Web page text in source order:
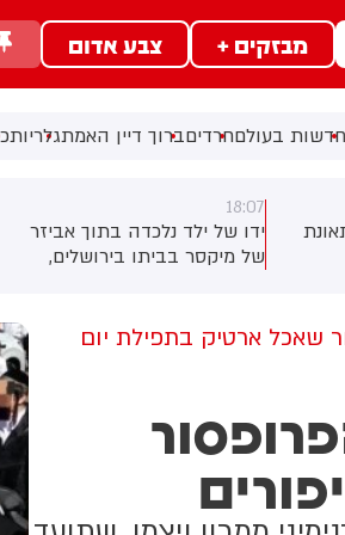
מבזקים + צבע אדום
חדשות בעולםחרדיםברוך דיין האמתגלריות
בתאונת
18:07
ידו של ילד נלכדה בתוך אביזר
של מיקסר בביתו בירושלים,
שאכל ארטיק בתפילת יום